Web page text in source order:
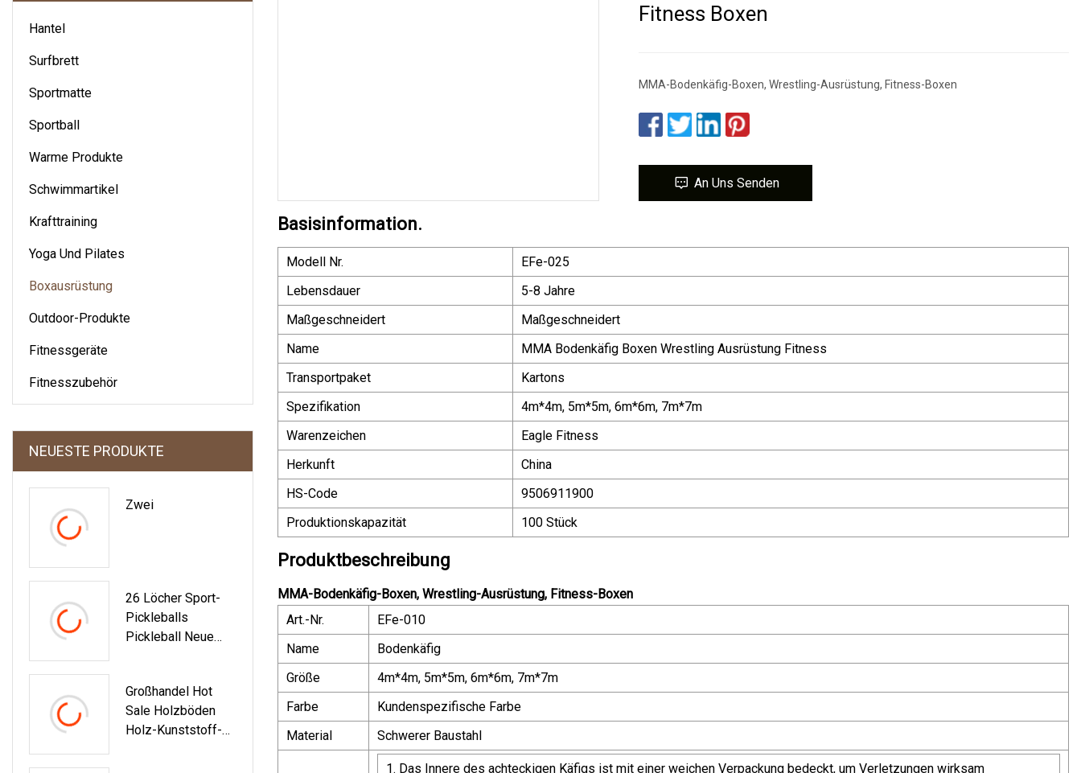
Hantel
Surfbrett
Sportmatte
Sportball
Warme Produkte
Schwimmartikel
Krafttraining
Yoga Und Pilates
Boxausrüstung
Outdoor-Produkte
Fitnessgeräte
Fitnesszubehör
NEUESTE PRODUKTE
Zwei
26 Löcher Sport-
Pickleballs
Pickleball Neue
Großhandel Hot
Sale Holzböden
Holz-Kunststoff-
Fitness Boxen
MMA-Bodenkäfig-Boxen, Wrestling-Ausrüstung, Fitness-Boxen
An Uns Senden
Basisinformation.
Modell Nr.
EFe-025
Lebensdauer
5-8 Jahre
Maßgeschneidert
Maßgeschneidert
Name
MMA Bodenkäfig Boxen Wrestling Ausrüstung Fitness
Transportpaket
Kartons
Spezifikation
4m*4m, 5m*5m, 6m*6m, 7m*7m
Warenzeichen
Eagle Fitness
Herkunft
China
HS-Code
9506911900
Produktionskapazität
100 Stück
Produktbeschreibung
MMA-Bodenkäfig-Boxen, Wrestling-Ausrüstung, Fitness-Boxen
Art.-Nr.
EFe-010
Name
Bodenkäfig
Größe
4m*4m, 5m*5m, 6m*6m, 7m*7m
Farbe
Kundenspezifische Farbe
Material
Schwerer Baustahl
1. Das Innere des achteckigen Käfigs ist mit einer weichen Verpackung bedeckt, um Verletzungen wirksam